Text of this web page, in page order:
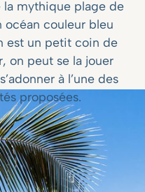
la mythique plage de
océan couleur bleu
est un petit coin de
on peut se la jouer
à l’une des
proposées.